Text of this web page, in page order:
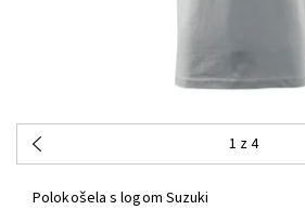
1 z 4
Polokošela s logom Suzuki